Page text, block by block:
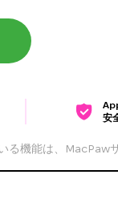
安
る機能は、MacPaw